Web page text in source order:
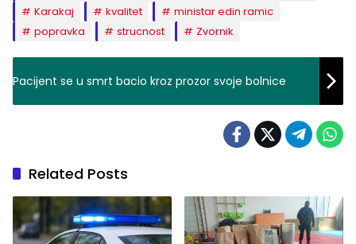
Karakaj
kvalitet
ministar edin ramic
popravka
strucnost Zvornik
Pacijent se u smrt bacio kroz prozor svoje bolnice
Related Posts